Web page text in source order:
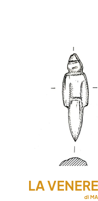
LA
di